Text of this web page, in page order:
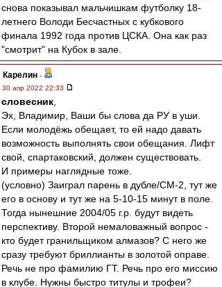
снова показывал мальчишкам футболку 18-
летнего Володи Бесчастных с кубкового
финала 1992 года против ЦСКА. Она как раз
"смотрит" на Кубок в зале.
Карелин -
30 апр 2022 22:33
словесник
Эх, Владимир, Ваши бы слова да РУ в уши.
Если молодёжь обещает, то ей надо давать
возможность выполнять свои обещания. Лифт
свой, спартаковский, должен существовать.
И примеры наглядные тоже.
(условно) Заиграл парень в дубле/СМ-2, тут же
его в основу и тут же на 5-10-15 минут в поле.
Тогда нынешние 2004/05 г.р. будут видеть
перспективу. Второй немаловажный вопрос -
кто будет гранильщиком алмазов? С него же
сразу требуют бриллианты в золотой оправе.
Речь не про фамилию ГТ. Речь про его миссию
в клубе. Нужны быстро титулы и трофеи?